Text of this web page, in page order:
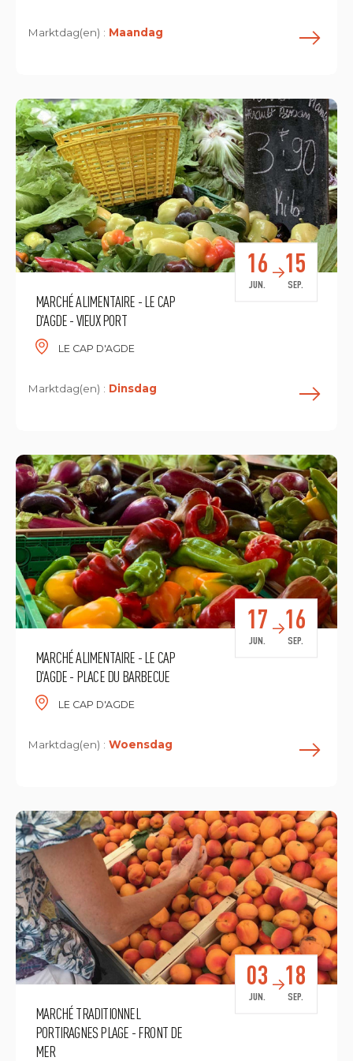
Marktdag(en) : Maandag
MARCHÉ ALIMENTAIRE - LE CAP
D'AGDE - VIEUX PORT
LE CAP D'AGDE
16
JUN.
15
SEP.
Marktdag(en) : Dinsdag
MARCHÉ ALIMENTAIRE - LE CAP
D'AGDE - PLACE DU BARBECUE
LE CAP D'AGDE
17
JUN.
16
SEP.
Marktdag(en) : Woensdag
MARCHÉ TRADITIONNEL
PORTIRAGNES PLAGE - FRONT DE
MER
03
JUN.
18
SEP.